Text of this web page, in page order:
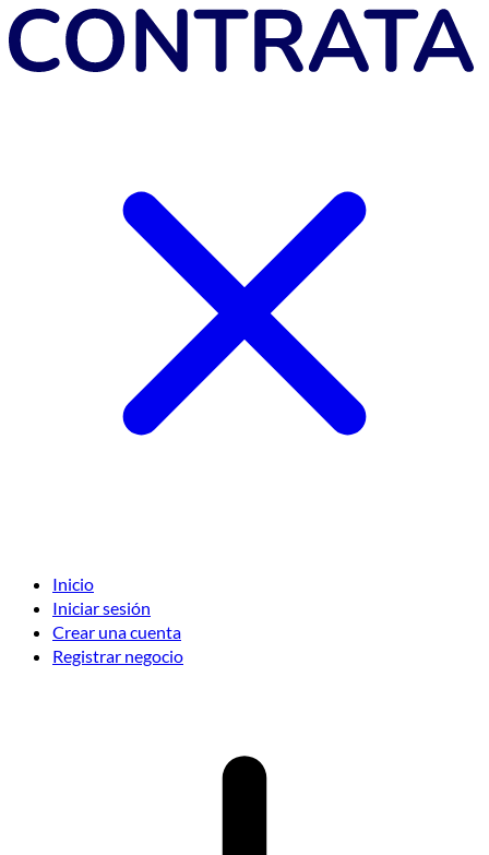
Inicio
Iniciar sesión
Crear una cuenta
Registrar negocio